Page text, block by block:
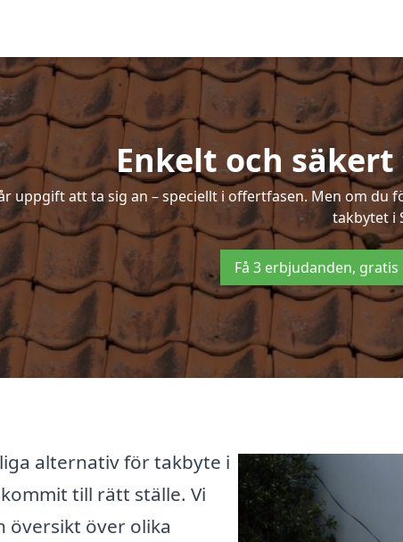
Enkelt och
uppgift att ta sig an – speciellt i offertfasen. Men om
takbytet i
Få 3 erbjudanden,
alternativ för takbyte i
till rätt ställe. Vi
översikt över olika